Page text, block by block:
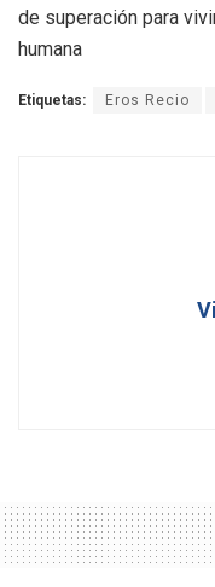
de superación para
humana
Etiquetas: Eros Recio